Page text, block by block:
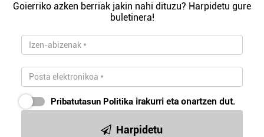
Goierriko azken berriak jakin nahi dituzu? Harpidetu gure
buletinera!
Pribatutasun Politika irakurri eta onartzen dut.
Harpidetu